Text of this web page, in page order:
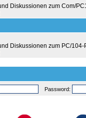
Diskussionen zum Com/
Diskussionen zum PC/
Password: